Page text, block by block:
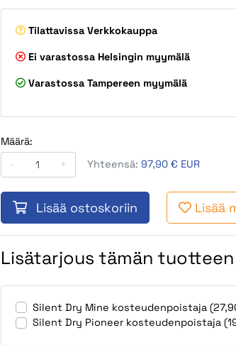
Tilattavissa Verkkokauppa
Ei varastossa Helsingin myymälä
Varastossa Tampereen myymälä
Määrä:
-
+ Yhteensä: 97,90 € EUR
Lisää ostoskoriin Lisää
Lisätarjous tämän
Silent Dry Mine kosteudenpoistaja
Silent Dry Pioneer kosteudenpoistaja